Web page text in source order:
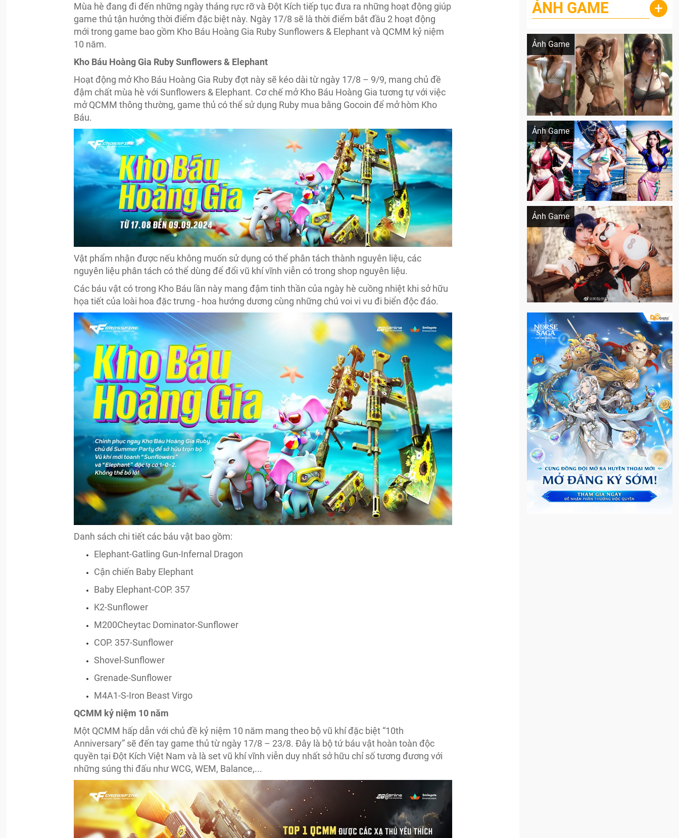
Mùa hè đang đi đến những ngày tháng rực rỡ và Đột Kích tiếp tục đưa ra những hoạt động giúp
game thủ tận hưởng thời điểm đặc biệt này. Ngày 17/8 sẽ là thời điểm bắt đầu 2 hoạt động
mới trong game bao gồm Kho Báu Hoàng Gia Ruby Sunflowers & Elephant và QCMM kỷ niệm
10 năm.
Kho Báu Hoàng Gia Ruby Sunflowers & Elephant
Hoạt động mở Kho Báu Hoàng Gia Ruby đợt này sẽ kéo dài từ ngày 17/8 – 9/9, mang chủ đề
đậm chất mùa hè với Sunflowers & Elephant. Cơ chế mở Kho Báu Hoàng Gia tương tự với việc
mở QCMM thông thường, game thủ có thể sử dụng Ruby mua bằng Gocoin để mở hòm Kho
Báu.
Vật phẩm nhận được nếu không muốn sử dụng có thể phân tách thành nguyên liệu, các
nguyên liệu phân tách có thể dùng để đổi vũ khí vĩnh viễn có trong shop nguyên liệu.
Các báu vật có trong Kho Báu lần này mang đậm tinh thần của ngày hè cuồng nhiệt khi sở hữu
họa tiết của loài hoa đặc trưng - hoa hướng dương cùng những chú voi vi vu đi biển độc đáo.
Danh sách chi tiết các báu vật bao gồm:
Elephant-Gatling Gun-Infernal Dragon
Cận chiến Baby Elephant
Baby Elephant-COP. 357
K2-Sunflower
M200Cheytac Dominator-Sunflower
COP. 357-Sunflower
Shovel-Sunflower
Grenade-Sunflower
M4A1-S-Iron Beast Virgo
QCMM kỷ niệm 10 năm
Một QCMM hấp dẫn với chủ đề kỷ niệm 10 năm mang theo bộ vũ khí đặc biệt “10th
Anniversary” sẽ đến tay game thủ từ ngày 17/8 – 23/8. Đây là bộ tứ báu vật hoàn toàn độc
quyền tại Đột Kích Việt Nam và là set vũ khí vĩnh viễn duy nhất sở hữu chỉ số tương đương với
những súng thi đấu như WCG, WEM, Balance,...
ẢNH GAME +
Ảnh Game
Lala Croft vừa nóng vừa xinh dưới nét vẽ
Ảnh Game
Khi AI Cosplay gái đẹp One Piece
Ảnh Game
Cosplay Xiangling siêu cute